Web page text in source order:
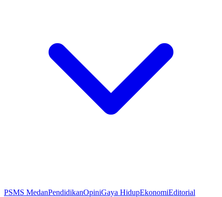
PSMS MedanPendidikanOpiniGaya HidupEkonomiEditorial